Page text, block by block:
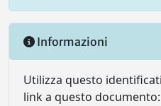
Informazioni
Utilizza questo
link a questo documento: